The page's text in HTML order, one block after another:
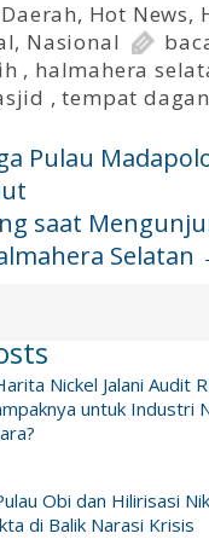
Daerah, Hot News,
, Nasional
, halmahera
,tempat
Pulau
saat
Selatan
Nickel Jalani Audit
untuk Industri
Obi dan Hilirisasi
di Balik Narasi Krisis